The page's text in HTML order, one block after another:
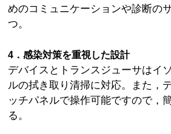
めのコミュニケーションや診断の
つ。
4．感染対策を重視した設計
デバイスとトランスジューサはイ
ルの拭き取り清掃に対応。また，
ッチパネルで操作可能ですので，
る。